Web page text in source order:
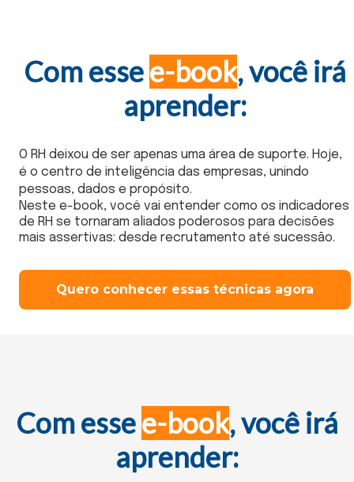
Com essee-book, você irá
aprender:
O RH deixou de ser apenas uma área de suporte. Hoje,
é o centro de inteligência das empresas, unindo
pessoas, dados e propósito.
Neste e-book, você vai entender como os indicadores
de RH se tornaram aliados poderosos para decisões
mais assertivas: desde recrutamento até sucessão.
Quero conhecer essas técnicas agora
Com essee-book, você irá
aprender: